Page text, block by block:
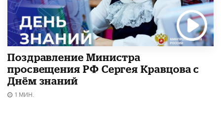
Поздравление Министра
просвещения РФ Сергея Кравцова с
Днём знаний
1 МИН.